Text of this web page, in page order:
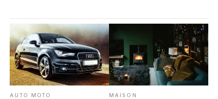
AUTO MOTO MAISON